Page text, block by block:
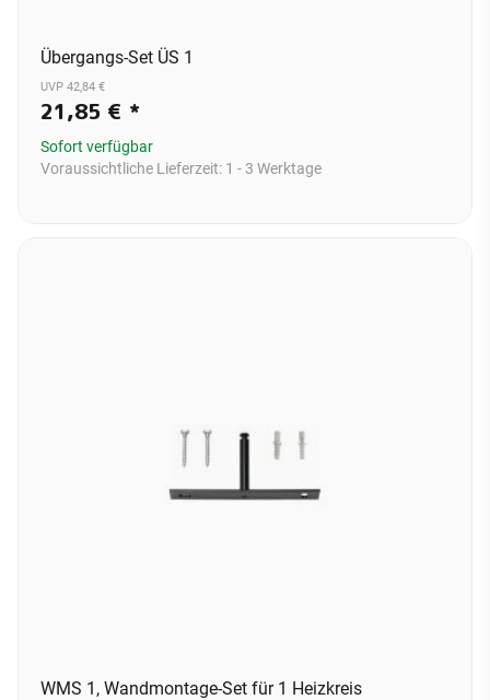
Übergangs-Set ÜS 1
UVP 42,84 €
21,85 € *
Sofort verfügbar
Voraussichtliche Lieferzeit: 1 - 3 Werktage
WMS 1, Wandmontage-Set für 1 Heizkreis